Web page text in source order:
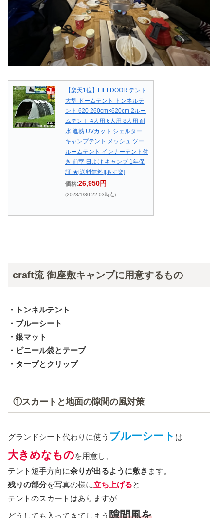
【楽天1位】FIELDOOR テント
大型 ドームテント トンネルテ
ント 620 260cm×620cm 2ルー
ムテント 4人用 6人用 8人用 耐
水 遮熱 UVカット シェルター
キャンプテント メッシュ ツー
ルームテント インナーテント付
き 前室 日よけ キャンプ 1年保
証 ★[送料無料][あす楽]
価格:26,950円
(2023/1/30 22:03時点)
craft流 御座敷キャンプに用意するもの
・トンネルテント
・ブルーシート
・銀マット
・ビニール袋とテープ
・タープとクリップ
①スカートと地面の隙間の風対策
グランドシート代わりに使う ブルーシート は
大きめなものを用意し、
テント短手方向に余りが出るように敷き ます。
残りの部分を写真の様に立ち上げると
テントのスカートはありますが
どうしても入ってきてしまう 隙間風を